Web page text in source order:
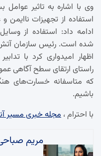
وی با اشاره به تاثیر
استفاده از تجهیزات ناایمن
ادامه داد: استفاده از
شده است. رئیس سازمان
اظهار امیدواری کرد با
راستای ارتقای سطح آگاهی
که متاسفانه خسارت‌های
باشیم.
با احترام ،مجله خبری مسیر
مریم